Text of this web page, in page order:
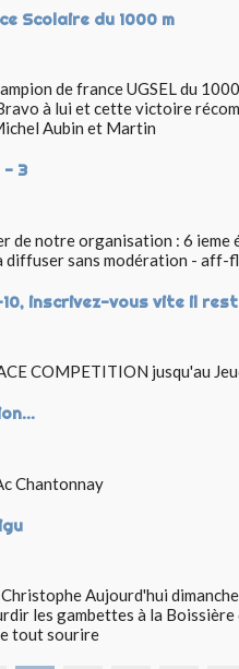
Scolaire du 1000 m
de france UGSEL du
à lui et cette victoire
Aubin et Martin
- 3
de notre organisation : 6 ieme
diffuser sans modération -
inscrivez-vous vite il
COMPETITION jusqu'au
Chantonnay
Aujourd'hui
les gambettes à la
tout sourire